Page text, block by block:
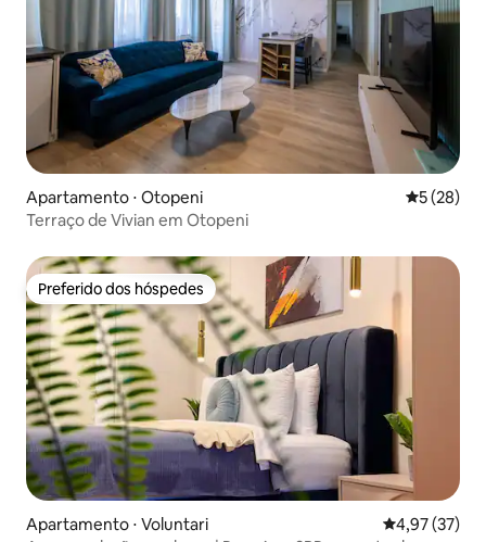
Apartamento ⋅ Otopeni 5 de uma
5 (28)
Terraço de Vivian em Otopeni
Preferido dos hóspedes
Preferido dos hóspedes
Apartamento ⋅ Voluntari 4,97 de uma
4,97 (37)